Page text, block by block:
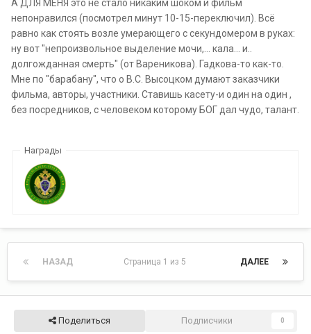
А ДЛЯ МЕНЯ это не стало никаким шоком и фильм
непонравился (посмотрел минут 10-15-переключил). Всё
равно как стоять возле умерающего с секундомером в руках:
ну вот "непроизвольное выделение мочи,... кала... и..
долгожданная смерть" (от Вареникова). Гадкова-то как-то.
Мне по "барабану", что о В.С. Высоцком думают заказчики
фильма, авторы, участники. Ставишь касету-и один на один ,
без посредников, с человеком которому БОГ дал чудо, талант.
Награды
НАЗАД ДАЛЕЕ
Страница 1 из 5
Поделиться Подписчики 0